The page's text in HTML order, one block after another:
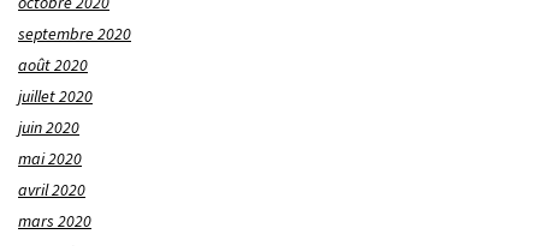
septembre 2020
août 2020
juillet 2020
juin 2020
mai 2020
avril 2020
mars 2020